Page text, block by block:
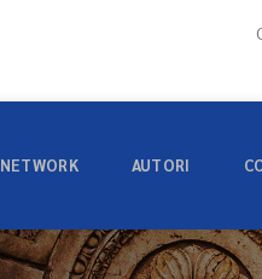
NETWORK AUTORI